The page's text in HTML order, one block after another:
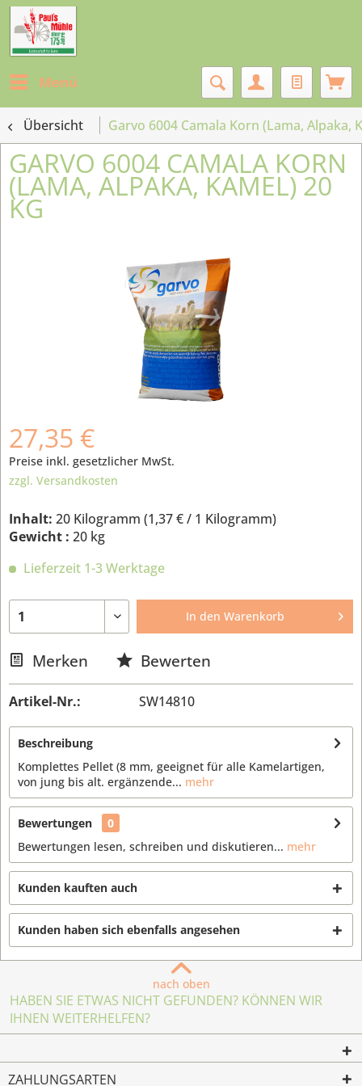
Menü
Übersicht Garvo 6004 Camala Korn (Lama, Alpaka,
GARVO 6004 CAMALA KORN
(LAMA, ALPAKA, KAMEL) 20
KG
27,35 €
Preise inkl. gesetzlicher MwSt.
zzgl. Versandkosten
Inhalt: 20 Kilogramm (1,37 €/ 1 Kilogramm)
Gewicht : 20 kg
Lieferzeit 1-3 Werktage
In den Warenkorb
Merken Bewerten
Artikel-Nr.: SW14810
Beschreibung
Komplettes Pellet (8 mm, geeignet für alle Kamelartigen,
von jung bis alt. ergänzende... mehr
Bewertungen
0
Bewertungen lesen, schreiben und diskutieren... mehr
Kunden kauften auch
Kunden haben sich ebenfalls angesehen
nach oben
HABEN SIE ETWAS NICHT GEFUNDEN? KÖNNEN WIR
IHNEN WEITERHELFEN?
ZAHLUNGSARTEN